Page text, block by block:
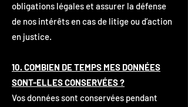
obligations légales et assurer la défense
de nos intérêts en cas de litige ou d’action
en justice.
10. COMBIEN DE TEMPS MES DONNÉES
SONT-ELLES CONSERVÉES ?
Vos données sont conservées pendant